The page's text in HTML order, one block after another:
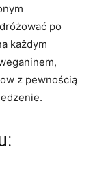
⁣po
każdym
‌z pewnością